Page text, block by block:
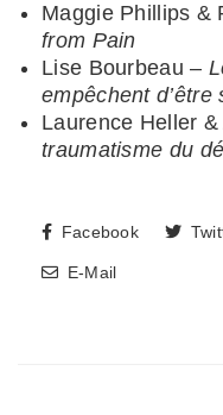
Maggie Phillips &
from Pain
Lise Bourbeau –
empêchent d’être
Laurence Heller
traumatisme du
Facebook
E-Mail